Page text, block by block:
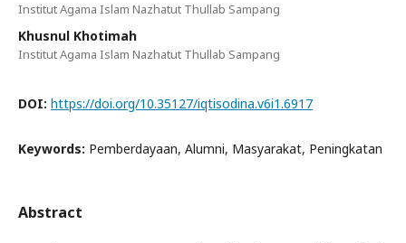
Institut Agama Islam Nazhatut Thullab Sampang
Khusnul Khotimah
Institut Agama Islam Nazhatut Thullab Sampang
DOI: https://doi.org/10.35127/iqtisodina.v6i1.6917
Keywords: Pemberdayaan, Alumni, Masyarakat, Peningkatan
Abstract